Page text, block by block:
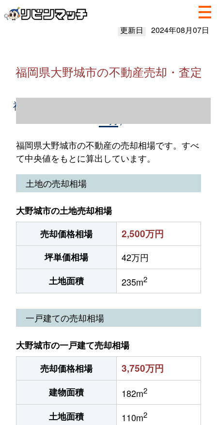
更新日 2024年08月07日
福岡県大野城市の不動産売却・査定
福岡県大野城市の不動産売却情報（2023年1
福岡県大野城市の不動産の売却相場です。すべ
て中央値をもとに算出しています。
土地の売却相場
大野城市の土地売却相場
売却価格相場
2,500万円
坪単価相場
42万円
土地面積
235m2
一戸建ての売却相場
大野城市の一戸建て売却相場
売却価格相場
3,750万円
建物面積 182m2
土地面積 110m2